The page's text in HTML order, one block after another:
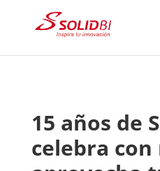
15 años de
celebra